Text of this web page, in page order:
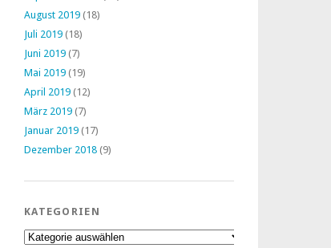
August 2019 (18)
Juli 2019 (18)
Juni 2019 (7)
Mai 2019 (19)
April 2019 (12)
März 2019 (7)
Januar 2019 (17)
Dezember 2018 (9)
KATEGORIEN
Kategorien